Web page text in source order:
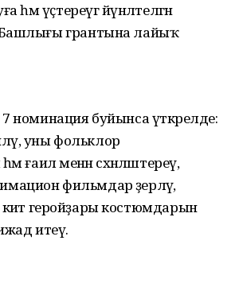
һәм үҫтереүгә йүнәлтелгән
грантына лайыҡ
номинация буйынса үткәрелде:
уны фольклор
ғаилә менән сәхнәләштереү,
фильмдар әҙерләү,
әкиәт геройҙары костюмдарын
ижад итеү.